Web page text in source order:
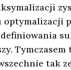
optymalizacji
tak